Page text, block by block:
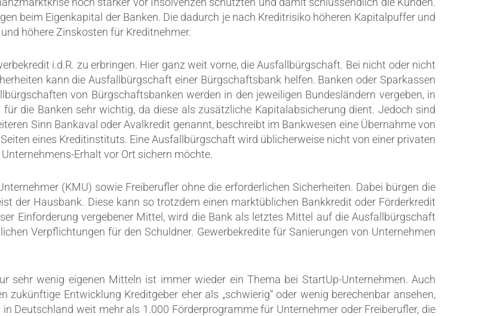
beim Eigenkapital der Banken. Die dadurch je nach Kreditrisiko höheren Kapitalpuffer und
höhere Zinskosten für Kreditnehmer.
i.d.R. zu erbringen. Hier ganz weit vorne, die Ausfallbürgschaft. Bei nicht oder nicht
kann die Ausfallbürgschaft einer Bürgschaftsbank helfen. Banken oder Sparkassen
von Bürgschaftsbanken werden in den jeweiligen Bundesländern vergeben, in
die Banken sehr wichtig, da diese als zusätzliche Kapitalabsicherung dient. Jedoch sind
Sinn Bankaval oder Avalkredit genannt, beschreibt im Bankwesen eine Übernahme von
eines Kreditinstituts. Eine Ausfallbürgschaft wird üblicherweise nicht von einer privaten
Erhalt vor Ort sichern möchte.
(KMU) sowie Freiberufler ohne die erforderlichen Sicherheiten. Dabei bürgen die
der Hausbank. Diese kann so trotzdem einen marktüblichen Bankkredit oder Förderkredit
Einforderung vergebener Mittel, wird die Bank als letztes Mittel auf die Ausfallbürgschaft
Verpflichtungen für den Schuldner. Gewerbekredite für Sanierungen von Unternehmen
sehr wenig eigenen Mitteln ist immer wieder ein Thema bei StartUp-Unternehmen. Auch
Entwicklung Kreditgeber eher als „schwierig“ oder wenig berechenbar ansehen,
Deutschland weit mehr als 1.000 Förderprogramme für Unternehmer oder Freiberufler, die